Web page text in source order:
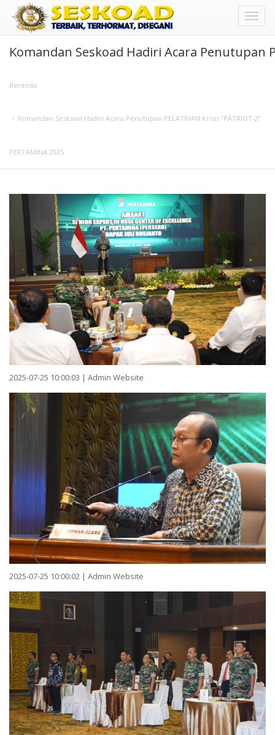
Toggle
Komandan Seskoad Hadiri Acara Penutupan
Beranda
Komandan Seskoad Hadiri Acara Penutupan PELATIHAN Krisis “PATRIOT-2”
PERTAMINA 2025
2025-07-25 10:00:03 | Admin Website
2025-07-25 10:00:02 | Admin Website